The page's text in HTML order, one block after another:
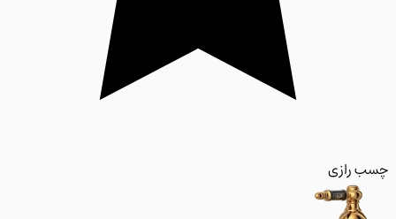
رازی